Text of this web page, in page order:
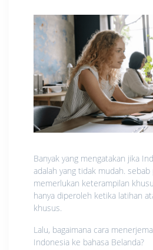
Banyak yang mengatakan jika
adalah yang tidak mudah.
memerlukan keterampilan
hanya diperoleh ketika latihan
khusus.
Lalu, bagaimana cara
Indonesia ke bahasa Belanda?